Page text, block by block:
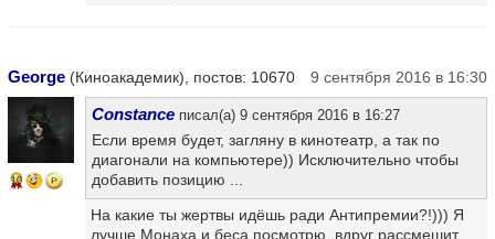
George (Киноакадемик), постов: 10670 9 сентября 2016 в 16:30
10
Constance писал(а) 9 сентября 2016 в 16:27
Если время будет, загляну в кинотеатр, а так по
диагонали на компьютере)) Исключительно чтобы
добавить позицию ...
На какие ты жертвы идёшь ради Антипремии?!))) Я
лучше Монаха и беса посмотрю, вдруг рассмешит.